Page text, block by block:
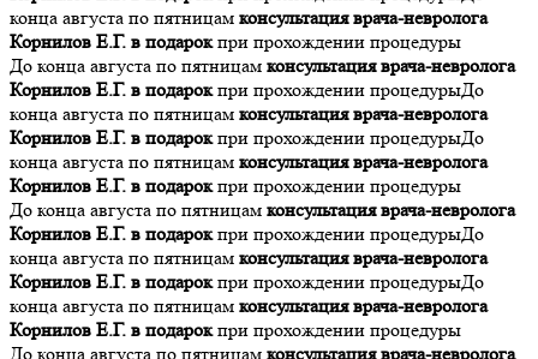
конца августа по пятницам консультация врача-невролога
Корнилов Е.Г. в подарокпри прохождении процедуры
До конца августа по пятницам консультация врача-невролога
Корнилов Е.Г. в подарокпри прохождении процедурыДо
конца августа по пятницам консультация врача-невролога
Корнилов Е.Г. в подарокпри прохождении процедурыДо
конца августа по пятницам консультация врача-невролога
Корнилов Е.Г. в подарокпри прохождении процедуры
До конца августа по пятницам консультация врача-невролога
Корнилов Е.Г. в подарокпри прохождении процедурыДо
конца августа по пятницам консультация врача-невролога
Корнилов Е.Г. в подарокпри прохождении процедурыДо
конца августа по пятницам консультация врача-невролога
Корнилов Е.Г. в подарокпри прохождении процедуры
До конца августа по пятницам консультация врача-невролога